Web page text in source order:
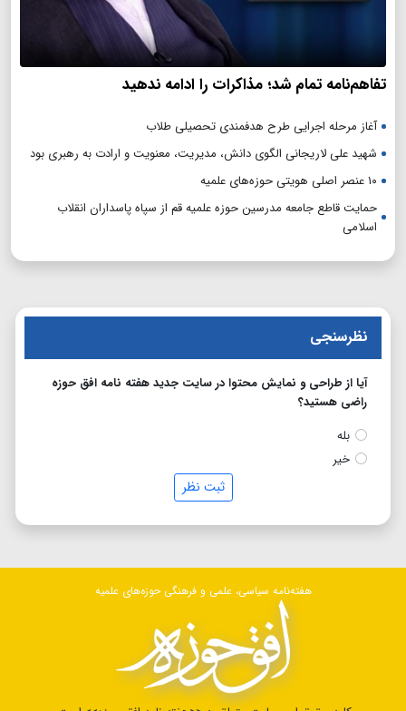
تفاهم‌نامه تمام شد؛ مذاکرات را ادامه ندهید
آغاز مرحله اجرایی طرح هدفمندی تحصیلی طلاب
شهید علی لاریجانی الگوی دانش، مدیریت، معنویت و ارادت به رهبری بود
۱۰ عنصر اصلی هویتی حوزه‌های علمیه
حمایت قاطع جامعه مدرسین حوزه علمیه قم از سپاه پاسداران انقلاب
اسلامی
نظرسنجی
آیا از طراحی و نمایش محتوا در سایت جدید هفته نامه افق حوزه
راضی هستید؟
بله
خیر
ثبت نظر
هفته‌نامه سیاسی، علمی و فرهنگی حوزه‌های علمیه